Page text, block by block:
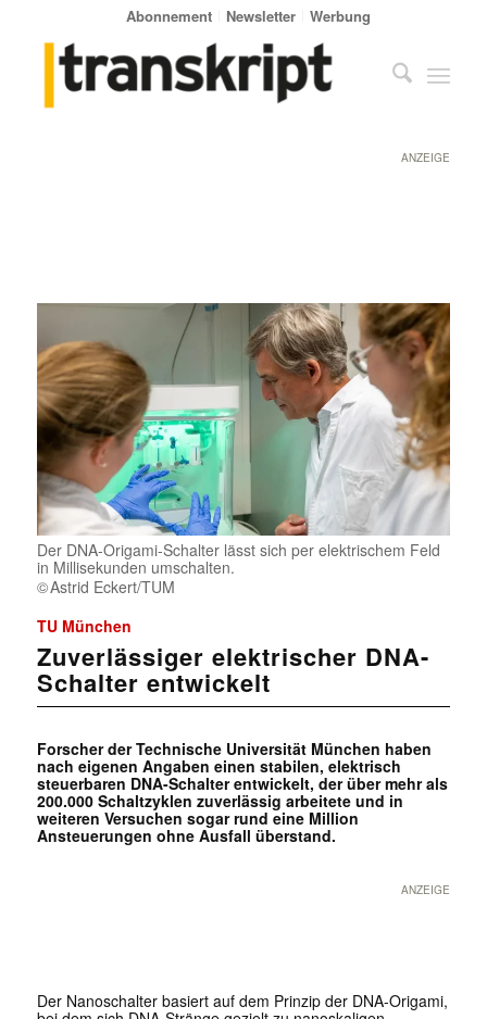
Abonnement Newsletter Werbung
ANZEIGE
Der DNA-Origami-Schalter lässt sich per elektrischem Feld
in Millisekunden umschalten.
Astrid Eckert/TUM
TU München
Zuverlässiger elektrischer DNA-
Schalter entwickelt
Forscher der Technische Universität München haben
nach eigenen Angaben einen stabilen, elektrisch
steuerbaren DNA-Schalter entwickelt, der über mehr als
200.000 Schaltzyklen zuverlässig arbeitete und in
weiteren Versuchen sogar rund eine Million
Ansteuerungen ohne Ausfall überstand.
ANZEIGE
Der Nanoschalter basiert auf dem Prinzip der DNA-Origami,